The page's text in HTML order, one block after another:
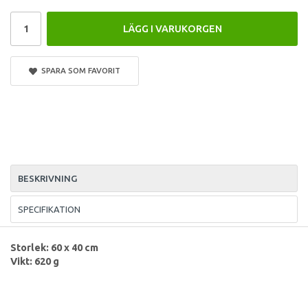
LÄGG I VARUKORGEN
SPARA SOM FAVORIT
BESKRIVNING
SPECIFIKATION
Storlek: 60 x 40 cm
Vikt: 620 g